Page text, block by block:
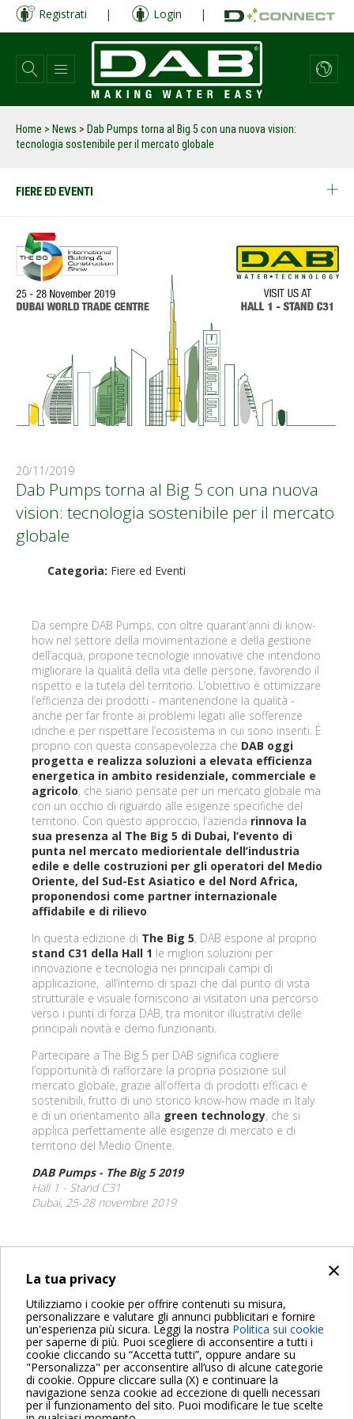
×
La tua privacy
Utilizziamo i cookie per offrire contenuti su misura,
personalizzare e valutare gli annunci pubblicitari e fornire
un'esperienza più sicura. Leggi la nostra Politica sui cookie
per saperne di più. Puoi scegliere di acconsentire a tutti i
cookie cliccando su “Accetta tutti”, oppure andare su
"Personalizza" per acconsentire all’uso di alcune categorie
di cookie. Oppure cliccare sulla (X) e continuare la
navigazione senza cookie ad eccezione di quelli necessari
per il funzionamento del sito. Puoi modificare le tue scelte
Salta
contenuto
principale
Registrati | Login |
Home > News > Dab Pumps torna al Big 5 con una nuova vision:
tecnologia sostenibile per il mercato globale
FIERE ED EVENTI
20/11/2019
Dab Pumps torna al Big 5 con una nuova
vision: tecnologia sostenibile per il mercato
globale
Categoria: Fiere ed Eventi
Da sempre DAB Pumps, con oltre quarant’anni di know-
how nel settore della movimentazione e della gestione
dell’acqua, propone tecnologie innovative che intendono
migliorare la qualità della vita delle persone, favorendo il
rispetto e la tutela del territorio. L’obiettivo è ottimizzare
l’efficienza dei prodotti - mantenendone la qualità -
anche per far fronte ai problemi legati alle sofferenze
idriche e per rispettare l’ecosistema in cui sono inseriti. È
proprio con questa consapevolezza che DAB oggi
progetta e realizza soluzioni a elevata efficienza
energetica in ambito residenziale, commerciale e
agricolo, che siano pensate per un mercato globale ma
con un occhio di riguardo alle esigenze specifiche del
territorio. Con questo approccio, l’azienda rinnova la
sua presenza al The Big 5 di Dubai, l’evento di
punta nel mercato mediorientale dell’industria
edile e delle costruzioni per gli operatori del Medio
Oriente, del Sud-Est Asiatico e del Nord Africa,
proponendosi come partner internazionale
affidabile e di rilievo
In questa edizione di The Big 5, DAB espone al proprio
stand C31 della Hall 1 le migliori soluzioni per
innovazione e tecnologia nei principali campi di
applicazione, all’interno di spazi che dal punto di vista
strutturale e visuale forniscono ai visitatori una percorso
verso i punti di forza DAB, tra monitor illustrativi delle
principali novità e demo funzionanti.
Partecipare a The Big 5 per DAB significa cogliere
l’opportunità di rafforzare la propria posizione sul
mercato globale, grazie all’offerta di prodotti efficaci e
sostenibili, frutto di uno storico know-how made in Italy
e di un orientamento alla green technology, che si
applica perfettamente alle esigenze di mercato e di
territorio del Medio Oriente.
DAB Pumps - The Big 5 2019
Hall 1 - Stand C31
Dubai, 25-28 novembre 2019
INDIETRO
Share on:
Per maggiori informazioni consulta anche le Domande più
Frequenti